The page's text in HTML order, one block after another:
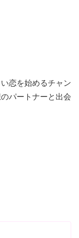
恋を始めるチャン
パートナーと出会